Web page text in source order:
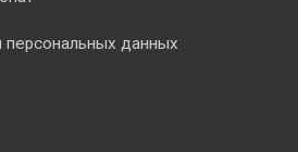
персональных данных